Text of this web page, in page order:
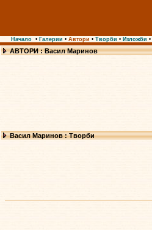
Начало • Галерии • Автори • Творби • Изложби •
АВТОРИ : Васил Маринов
Васил Маринов : Творби